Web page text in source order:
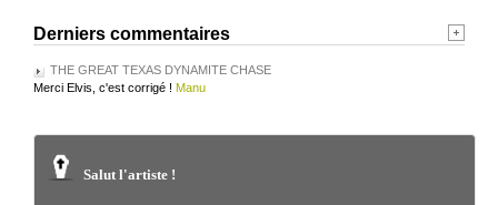
Derniers commentaires
THE GREAT TEXAS DYNAMITE CHASE
Merci Elvis, c'est corrigé ! Manu
Salut l'artiste !